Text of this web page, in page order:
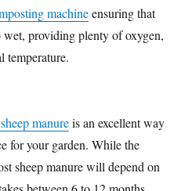
machineensuring that
providing plenty of oxygen,
temperature.
manureis an excellent way
for your garden. While the
sheep manure will depend on